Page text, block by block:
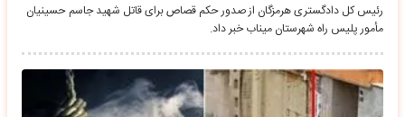
رئیس کل دادگستری هرمزگان از صدور حکم قصاص برای قاتل شهید جاسم حسینیان
مأمور پلیس راه شهرستان میناب خبر داد.